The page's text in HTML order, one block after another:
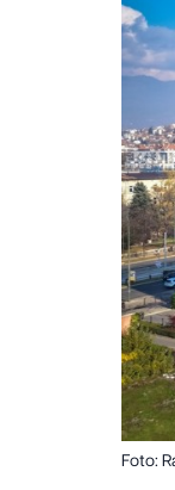
Foto: